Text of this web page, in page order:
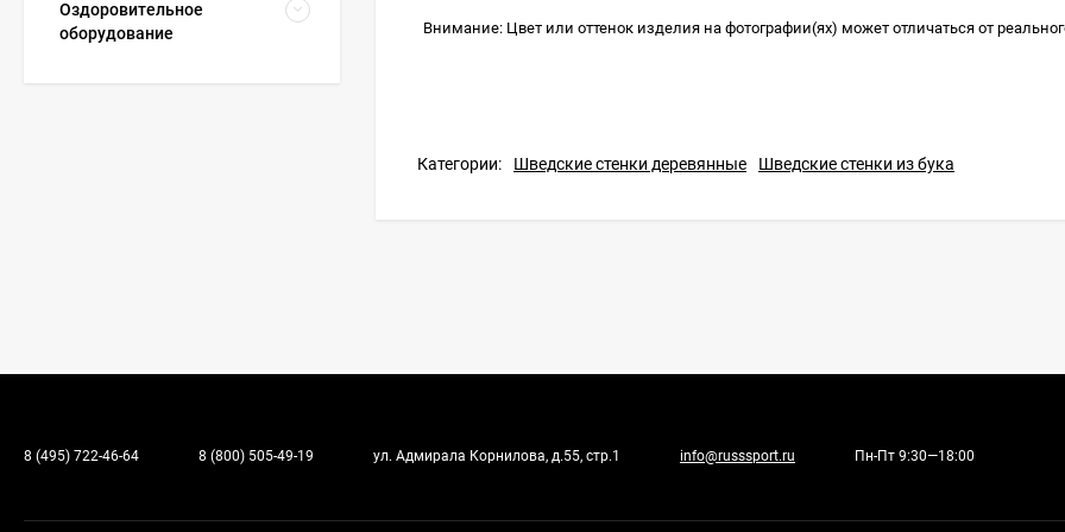
Внимание: Цвет или оттенок изделия на фотографии(ях) может отличаться от
Категории: Шведские стенки деревянные Шведские стенки из бука
Оздоровительное
оборудование
8 (495) 722-46-64 8 (800) 505-49-19 ул. Адмирала Корнилова, д.55, стр.1 info@russsport.ru Пн-Пт 9:30—18:00